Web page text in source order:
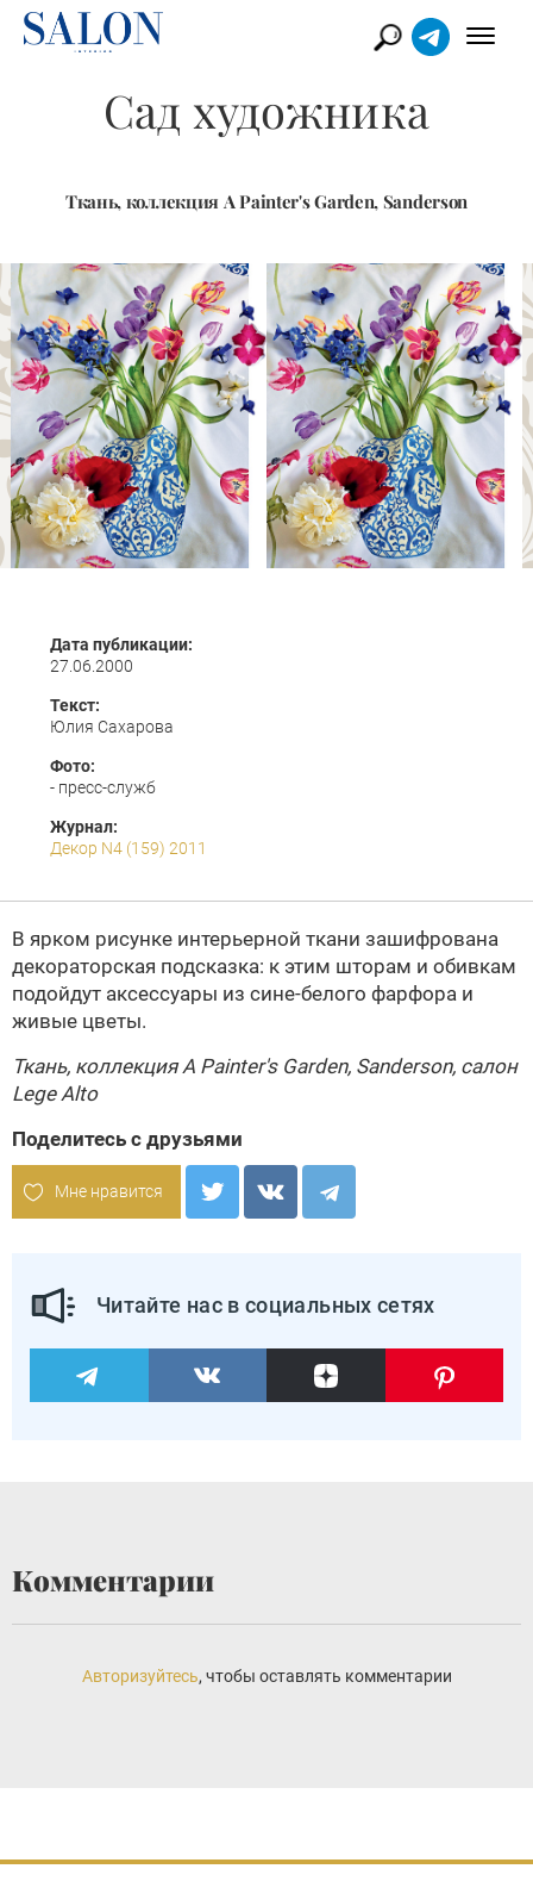
Сад художника
Ткань, коллекция A Painter's Garden, Sanderson
Дата публикации:
27.06.2000
Текст:
Юлия Сахарова
Фото:
- пресс-служб
Журнал:
Декор N4 (159) 2011
В ярком рисунке интерьерной ткани зашифрована
декораторская подсказка: к этим шторам и обивкам
подойдут аксессуары из сине-белого фарфора и
живые цветы.
Ткань, коллекция A Painter's Garden, Sanderson, салон
Lege Alto
Поделитесь с друзьями
Мне нравится
Читайте нас в социальных сетях
Комментарии
Авторизуйтесь, чтобы оставлять комментарии